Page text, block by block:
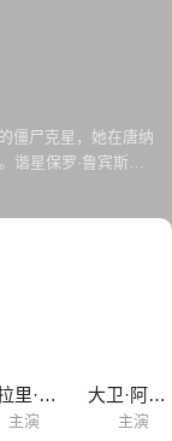
僵尸克星，她在唐纳
谐星保罗·鲁宾斯则
希拉里·斯万克
主演
大卫·阿奎特
主演